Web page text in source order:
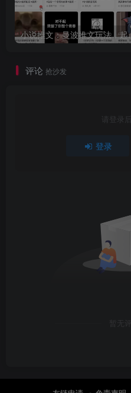
小说推文：
评论 抢沙发
请登录
登录
暂无